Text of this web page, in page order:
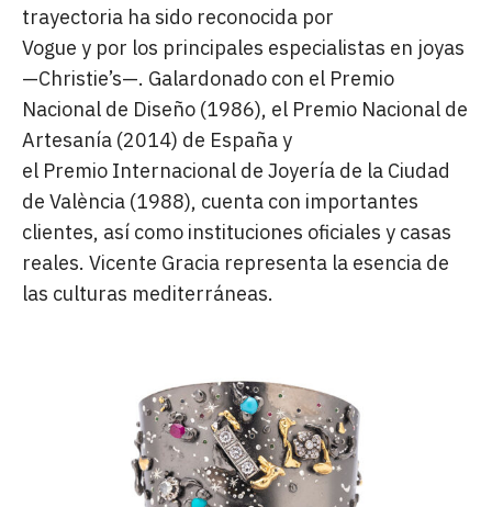
trayectoria ha sido reconocida por
Vogue y por los principales especialistas en joyas
—Christie’s—. Galardonado con el Premio
Nacional de Diseño (1986), el Premio Nacional de
Artesanía (2014) de España y
el Premio Internacional de Joyería de la Ciudad
de València (1988), cuenta con importantes
clientes, así como instituciones oficiales y casas
reales. Vicente Gracia representa la esencia de
las culturas mediterráneas.